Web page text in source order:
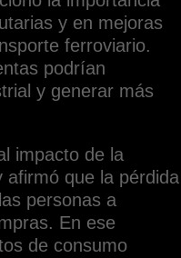
y en mejoras
ferroviario.
podrían
y generar más
impacto de la
afirmó que la pérdida
personas a
En ese
de consumo